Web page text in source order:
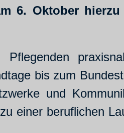
6. Oktober hierzu
Pflegenden
bis zum
und
einer beruflichen